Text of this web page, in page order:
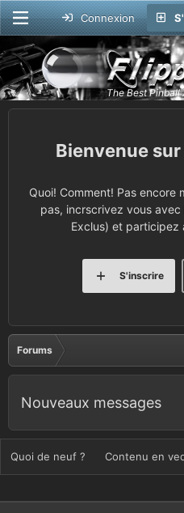
Connexion
Quoi! Comment! Pas encore
pas, incrscrivez vous avec
Exclus) et participez
S'inscrire
Forums
Nouveaux messages
Quoi de neuf ? Contenu en